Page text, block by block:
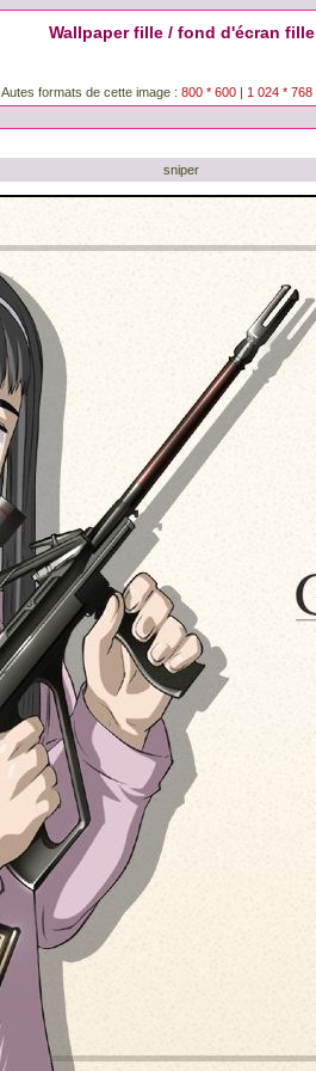
Wallpaper fille / fond d'écran fille
Autes formats de cette image : 800 * 600| 1 024 * 768
sniper